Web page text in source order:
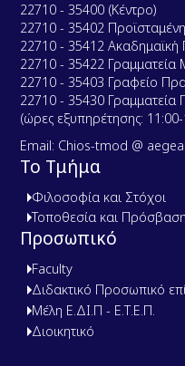
22710 - 35400 (Κέντρο)
22710 - 35402
22710 - 35412 Ακαδημαϊκή
22710 - 35422 Γραμματεία
22710 - 35403 Γραφείο
22710 - 35430
(ώρες εξυπηρέτησης:
Email: Chios-tmod @
Το Τμήμα
Φιλοσοφία και Στόχοι
Τοποθεσία και Πρόσβαση
Προσωπικό
Faculty
Διδακτικό Προσωπικό
Μέλη Ε.ΔΙ.Π - Ε.Τ.Ε.Π.
Διοικητικό